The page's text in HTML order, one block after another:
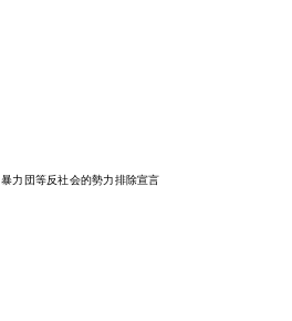
暴力団等反社会的勢力排除宣言